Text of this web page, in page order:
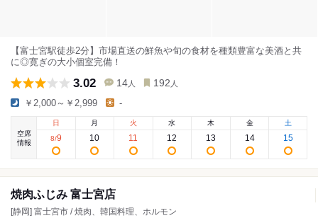
【富士宮駅徒歩2分】市場直送の鮮魚や旬の食材を種類豊富な美酒と共
に◎寛ぎの大小個室完備！
3.02 14 人 192 人
￥2,000～￥2,999 -
空席
情報
日
8/9
月
10
火
11
水
12
木
13
金
14
土
15
焼肉ふじみ 富士宮店
[静岡] 富士宮市 / 焼肉、韓国料理、ホルモン